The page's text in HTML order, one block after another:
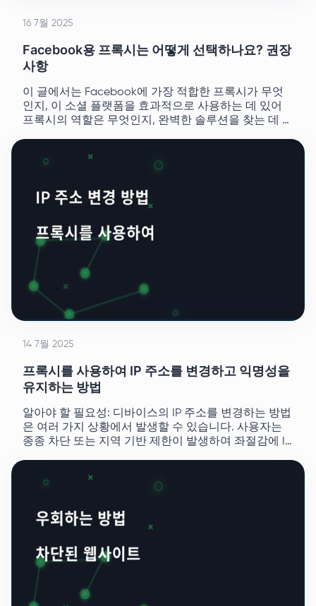
16 7월 2025
Facebook용 프록시는 어떻게 선택하나요? 권장
사항
이 글에서는 Facebook에 가장 적합한 프록시가 무엇
인지, 이 소셜 플랫폼을 효과적으로 사용하는 데 있어
프록시의 역할은 무엇인지, 완벽한 솔루션을 찾는 데 도
14 7월 2025
프록시를 사용하여 IP 주소를 변경하고 익명성을
유지하는 방법
알아야 할 필요성: 디바이스의 IP 주소를 변경하는 방법
은 여러 가지 상황에서 발생할 수 있습니다. 사용자는
종종 차단 또는 지역 기반 제한이 발생하여 좌절감에 IP